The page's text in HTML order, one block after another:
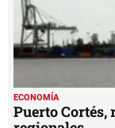
ECONOMÍA
Puerto Cortés,